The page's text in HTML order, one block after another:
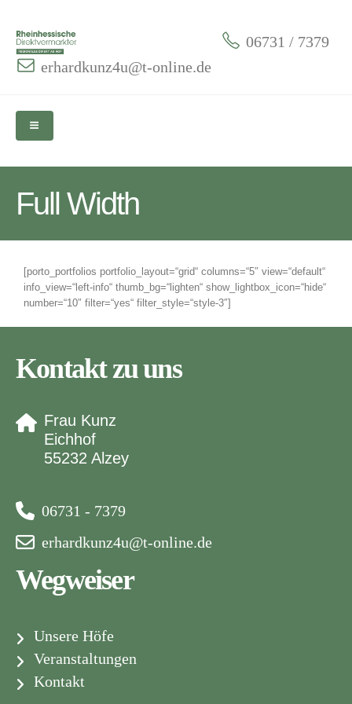
06731 / 7379
erhardkunz4u@t-online.de
Full Width
[porto_portfolios portfolio_layout=“grid“ columns=“5″ view=“default“
info_view=“left-info“ thumb_bg=“lighten“ show_lightbox_icon=“hide“
number=“10″ filter=“yes“ filter_style=“style-3″]
Kontakt zu uns
Frau Kunz
Eichhof
55232 Alzey
06731 - 7379
erhardkunz4u@t-online.de
Wegweiser
Unsere Höfe
Veranstaltungen
Kontakt